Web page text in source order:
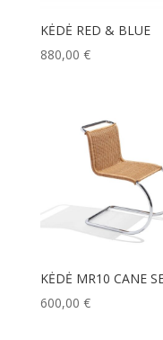
KĖDĖ RED & BLUE
880,00 €
KĖDĖ MR10 CANE
600,00 €